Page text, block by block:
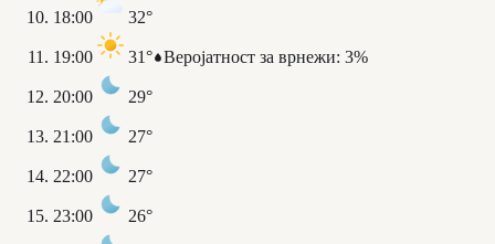
18:00 32°
19:00 31° Веројатност за врнежи: 3%
20:00 29°
21:00 27°
22:00 27°
23:00 26°